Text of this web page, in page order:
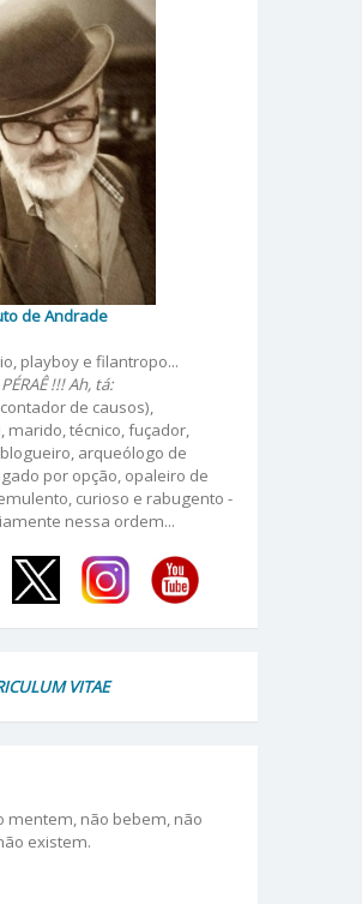
de Andrade
playboy e filantropo...
!!! Ah, tá:
de causos),
marido, técnico, fuçador,
arqueólogo de
por opção, opaleiro de
curioso e rabugento -
nessa ordem...
VITAE
mentem, não bebem, não
existem.